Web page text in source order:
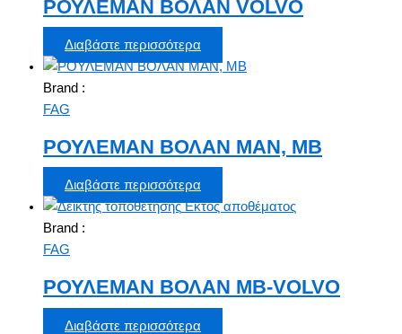
ΡΟΥΛΕΜΑΝ ΒΟΛΑΝ VOLVO
Διαβάστε περισσότερα
Brand :
FAG
ΡΟΥΛΕΜΑΝ ΒΟΛΑΝ ΜΑΝ, ΜΒ
Διαβάστε περισσότερα
Εκτός αποθέματος
Brand :
FAG
ΡΟΥΛΕΜΑΝ ΒΟΛΑΝ ΜΒ-VOLVO
Διαβάστε περισσότερα